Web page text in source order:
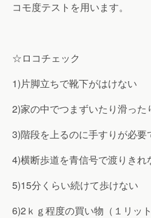
コモ度テストを用います。
☆ロコチェック
1)片脚立ちで靴下がはけない
2)家の中でつまずいたり滑った
3)階段を上るのに手すりが必要
4)横断歩道を青信号で渡りきれ
5)15分くらい続けて歩けない
6)2ｋｇ程度の買い物（１リッ